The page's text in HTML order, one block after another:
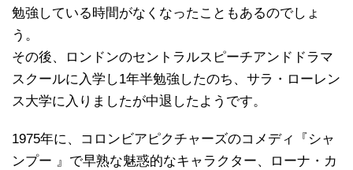
勉強している時間がなくなったこともあるのでしょ
う。
その後、ロンドンのセントラルスピーチアンドドラマ
スクールに入学し1年半勉強したのち、サラ・ローレン
ス大学に入りましたが中退したようです。
1975年に、コロンビアピクチャーズのコメディ『シャ
ンプー 』で早熟な魅惑的なキャラクター、ローナ・カ